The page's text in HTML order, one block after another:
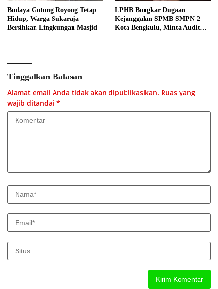
Budaya Gotong Royong Tetap
Hidup, Warga Sukaraja
Bersihkan Lingkungan Masjid
LPHB Bongkar Dugaan
Kejanggalan SPMB SMPN 2
Kota Bengkulu, Minta Audit
Tinggalkan Balasan
Alamat email Anda tidak akan dipublikasikan. Ruas yang
wajib ditandai *